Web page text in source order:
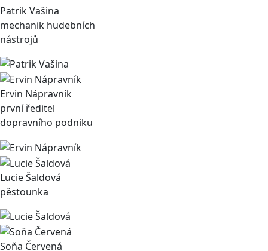
Patrik Vašina
mechanik hudebních
nástrojů
Ervin Nápravník
první ředitel
dopravního podniku
Lucie Šaldová
pěstounka
Soňa Červená